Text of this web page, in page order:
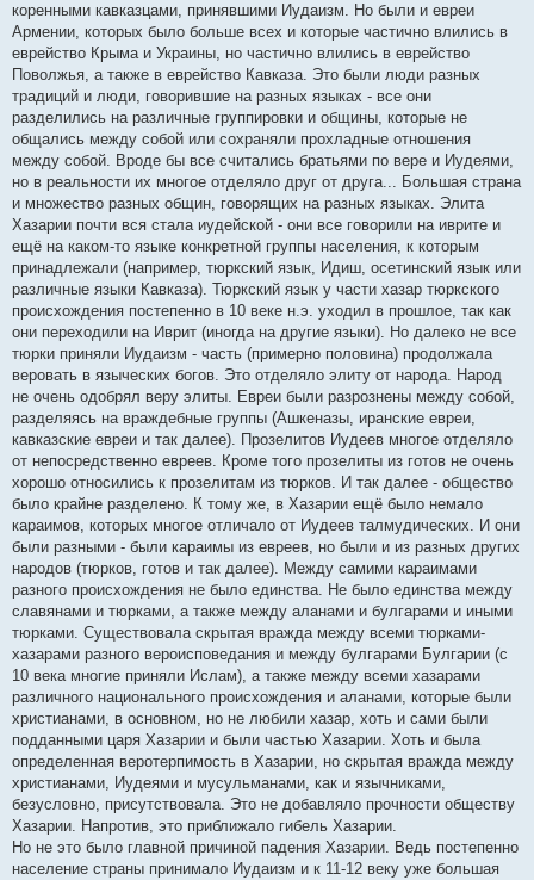
коренными кавказцами, принявшими Иудаизм. Но были и евреи
Армении, которых было больше всех и которые частично влились в
еврейство Крыма и Украины, но частично влились в еврейство
Поволжья, а также в еврейство Кавказа. Это были люди разных
традиций и люди, говорившие на разных языках - все они
разделились на различные группировки и общины, которые не
общались между собой или сохраняли прохладные отношения
между собой. Вроде бы все считались братьями по вере и Иудеями,
но в реальности их многое отделяло друг от друга... Большая страна
и множество разных общин, говорящих на разных языках. Элита
Хазарии почти вся стала иудейской - они все говорили на иврите и
ещё на каком-то языке конкретной группы населения, к которым
принадлежали (например, тюркский язык, Идиш, осетинский язык или
различные языки Кавказа). Тюркский язык у части хазар тюркского
происхождения постепенно в 10 веке н.э. уходил в прошлое, так как
они переходили на Иврит (иногда на другие языки). Но далеко не все
тюрки приняли Иудаизм - часть (примерно половина) продолжала
веровать в языческих богов. Это отделяло элиту от народа. Народ
не очень одобрял веру элиты. Евреи были разрознены между собой,
разделяясь на враждебные группы (Ашкеназы, иранские евреи,
кавказские евреи и так далее). Прозелитов Иудеев многое отделяло
от непосредственно евреев. Кроме того прозелиты из готов не очень
хорошо относились к прозелитам из тюрков. И так далее - общество
было крайне разделено. К тому же, в Хазарии ещё было немало
караимов, которых многое отличало от Иудеев талмудических. И они
были разными - были караимы из евреев, но были и из разных других
народов (тюрков, готов и так далее). Между самими караимами
разного происхождения не было единства. Не было единства между
славянами и тюрками, а также между аланами и булгарами и иными
тюрками. Существовала скрытая вражда между всеми тюрками-
хазарами разного вероисповедания и между булгарами Булгарии (с
10 века многие приняли Ислам), а также между всеми хазарами
различного национального происхождения и аланами, которые были
христианами, в основном, но не любили хазар, хоть и сами были
подданными царя Хазарии и были частью Хазарии. Хоть и была
определенная веротерпимость в Хазарии, но скрытая вражда между
христианами, Иудеями и мусульманами, как и язычниками,
безусловно, присутствовала. Это не добавляло прочности обществу
Хазарии. Напротив, это приближало гибель Хазарии.
Но не это было главной причиной падения Хазарии. Ведь постепенно
население страны принимало Иудаизм и к 11-12 веку уже большая